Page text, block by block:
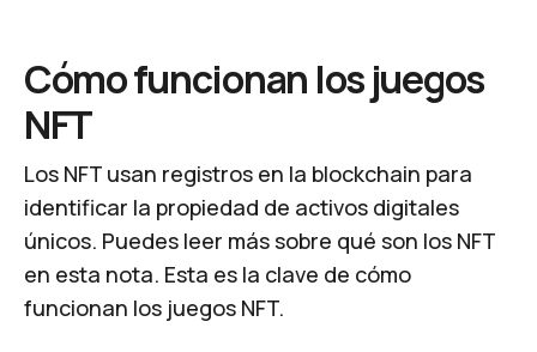
Cómo funcionan los juegos
NFT
Los NFT usan registros en la blockchain para
identificar la propiedad de activos digitales
únicos. Puedes leer más sobre qué son los NFT
en esta nota. Esta es la clave de cómo
funcionan los juegos NFT.